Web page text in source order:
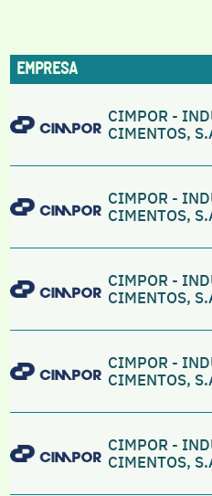
EMPRESA
CIMPOR -
CIMENTOS,
CIMPOR -
CIMENTOS,
CIMPOR -
CIMENTOS,
CIMPOR -
CIMENTOS,
CIMPOR -
CIMENTOS,